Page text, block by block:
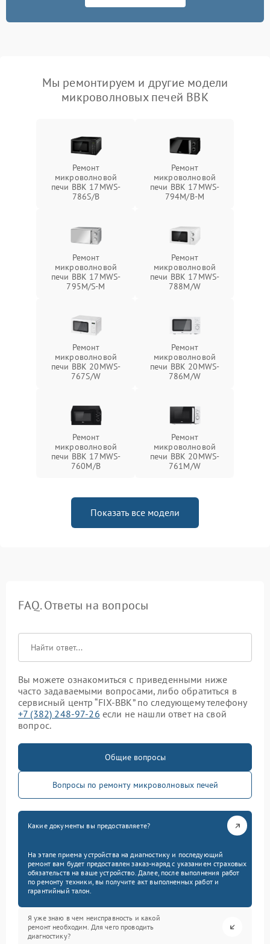
Мы ремонтируем и другие модели
микроволновых печей BBK
Ремонт
микроволновой
печи BBK 17MWS-
786S/B
Ремонт
микроволновой
печи BBK 17MWS-
794M/B-M
Ремонт
микроволновой
печи BBK 17MWS-
795M/S-M
Ремонт
микроволновой
печи BBK 17MWS-
788M/W
Ремонт
микроволновой
печи BBK 20MWS-
767S/W
Ремонт
микроволновой
печи BBK 20MWS-
786M/W
Ремонт
микроволновой
печи BBK 17MWS-
760M/B
Ремонт
микроволновой
печи BBK 20MWS-
761M/W
Показать все модели
FAQ. Ответы на вопросы
Вы можете ознакомиться с приведенными ниже
часто задаваемыми вопросами, либо обратиться в
сервисный центр “FIX-BBK” по следующему телефону
+7 (382) 248-97-26 если не нашли ответ на свой
вопрос.
Общие вопросы
Вопросы по ремонту микроволновых печей
Какие документы вы предоставляете?
На этапе приема устройства на диагностику и последующий
ремонт вам будет предоставлен заказ-наряд с указанием страховых
обязательств на ваше устройство. Далее, после выполнения работ
по ремонту техники, вы получите акт выполненных работ и
гарантийный талон.
Я уже знаю в чем неисправность и какой
ремонт необходим. Для чего проводить
диагностику?